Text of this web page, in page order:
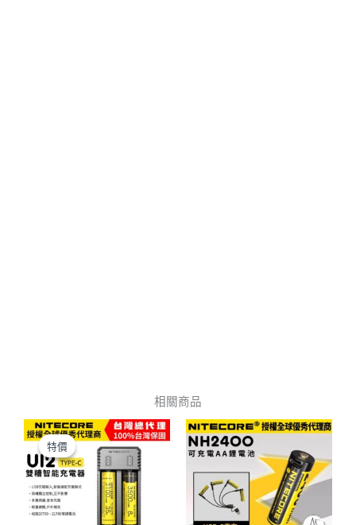
相關商品
特價
特價
原
始
價
格：
NT$399。
目
前
價
格：
NT$360。